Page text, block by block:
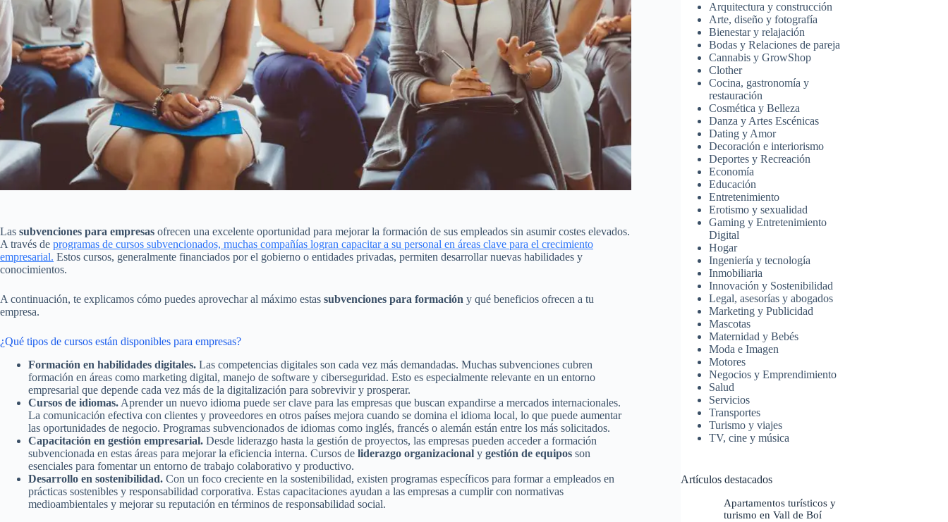
Las subvenciones para empresas ofrecen una excelente oportunidad para mejorar la formación de sus empleados sin asumir costes elevados.
A través de programas de cursos subvencionados, muchas compañías logran capacitar a su personal en áreas clave para el crecimiento
empresarial. Estos cursos, generalmente financiados por el gobierno o entidades privadas, permiten desarrollar nuevas habilidades y
conocimientos.
A continuación, te explicamos cómo puedes aprovechar al máximo estas subvenciones para formación y qué beneficios ofrecen a tu
empresa.
¿Qué tipos de cursos están disponibles para empresas?
Formación en habilidades digitales. Las competencias digitales son cada vez más demandadas. Muchas subvenciones cubren
formación en áreas como marketing digital, manejo de software y ciberseguridad. Esto es especialmente relevante en un entorno
empresarial que depende cada vez más de la digitalización para sobrevivir y prosperar.
Cursos de idiomas. Aprender un nuevo idioma puede ser clave para las empresas que buscan expandirse a mercados internacionales.
La comunicación efectiva con clientes y proveedores en otros países mejora cuando se domina el idioma local, lo que puede aumentar
las oportunidades de negocio. Programas subvencionados de idiomas como inglés, francés o alemán están entre los más solicitados.
Capacitación en gestión empresarial. Desde liderazgo hasta la gestión de proyectos, las empresas pueden acceder a formación
subvencionada en estas áreas para mejorar la eficiencia interna. Cursos de liderazgo organizacional y gestión de equipos son
esenciales para fomentar un entorno de trabajo colaborativo y productivo.
Desarrollo en sostenibilidad. Con un foco creciente en la sostenibilidad, existen programas específicos para formar a empleados en
prácticas sostenibles y responsabilidad corporativa. Estas capacitaciones ayudan a las empresas a cumplir con normativas
medioambientales y mejorar su reputación en términos de responsabilidad social.
Arquitectura y construcción
Arte, diseño y fotografía
Bienestar y relajación
Bodas y Relaciones de pareja
Cannabis y GrowShop
Clother
Cocina, gastronomía y
restauración
Cosmética y Belleza
Danza y Artes Escénicas
Dating y Amor
Decoración e interiorismo
Deportes y Recreación
Economía
Educación
Entretenimiento
Erotismo y sexualidad
Gaming y Entretenimiento
Digital
Hogar
Ingeniería y tecnología
Inmobiliaria
Innovación y Sostenibilidad
Legal, asesorías y abogados
Marketing y Publicidad
Mascotas
Maternidad y Bebés
Moda e Imagen
Motores
Negocios y Emprendimiento
Salud
Servicios
Transportes
Turismo y viajes
TV, cine y música
Artículos destacados
Apartamentos turísticos y
turismo en Vall de Boí